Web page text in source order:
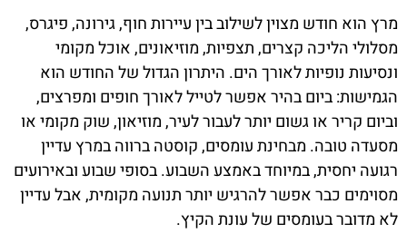
מרץ הוא חודש מצוין לשילוב בין עיירות חוף, גירונה, פיגרס,
מסלולי הליכה קצרים, תצפיות, מוזיאונים, אוכל מקומי
ונסיעות נופיות לאורך הים. היתרון הגדול של החודש הוא
הגמישות: ביום בהיר אפשר לטייל לאורך חופים ומפרצים,
וביום קריר או גשום יותר לעבור לעיר, מוזיאון, שוק מקומי או
מסעדה טובה. מבחינת עומסים, קוסטה ברווה במרץ עדיין
רגועה יחסית, במיוחד באמצע השבוע. בסופי שבוע ובאירועים
מסוימים כבר אפשר להרגיש יותר תנועה מקומית, אבל עדיין
לא מדובר בעומסים של עונת הקיץ.